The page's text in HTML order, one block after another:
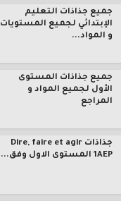
جميع جذاذات التعليم
الإبتدائي لجميع المستويات
و المواد...
جميع جذاذات المستوى
الأول لجميع المواد و
المراجع
جذاذات Dire, faire et agir
1AEP المستوى الاول وفق...